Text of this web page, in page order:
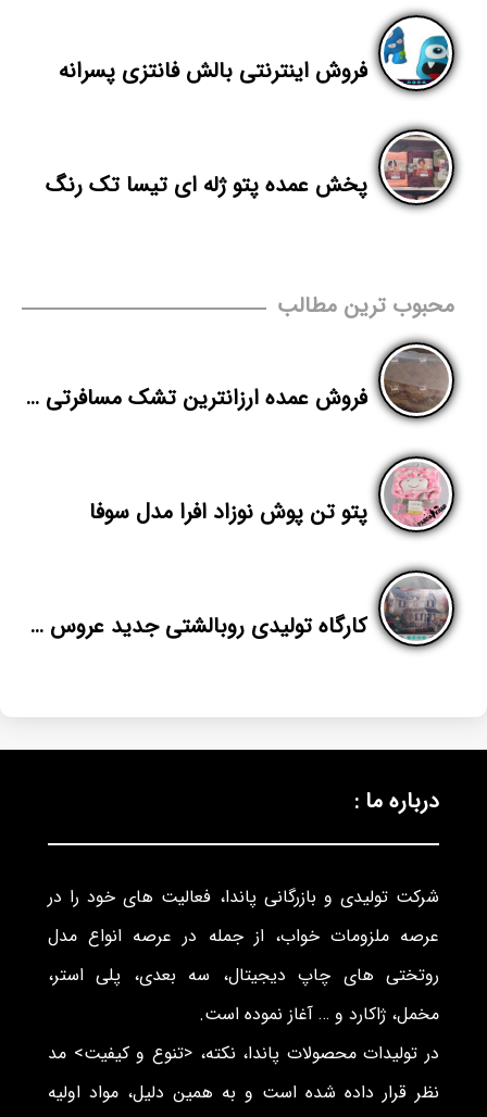
فروش اینترنتی بالش فانتزی پسرانه
پخش عمده پتو ژله ای تیسا تک رنگ
محبوب ترین مطالب
فروش عمده ارزانترین تشک مسافرتی اصفهان
پتو تن پوش نوزاد افرا مدل سوفا
کارگاه تولیدی روبالشتی جدید عروس مخمل
درباره ما :
شرکت تولیدی و بازرگانی پاندا، فعالیت های خود را در
عرصه ملزومات خواب، از جمله در عرصه انواع مدل
روتختی های چاپ دیجیتال، سه بعدی، پلی استر،
مخمل، ژاکارد و … آغاز نموده است.
در تولیدات محصولات پاندا، نکته، <تنوع و کیفیت> مد
نظر قرار داده شده است و به همین دلیل، مواد اولیه